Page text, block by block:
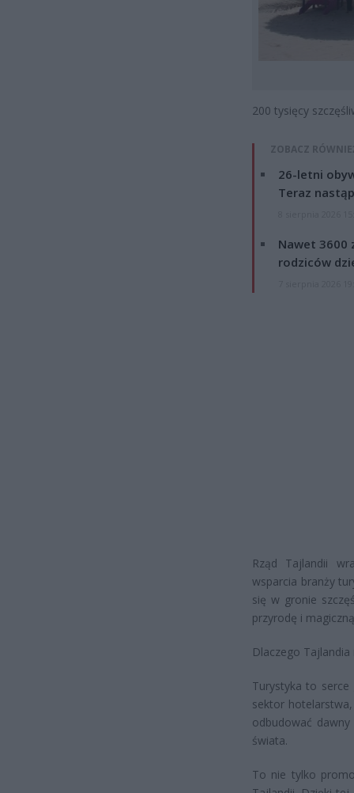
200 tysięcy
ZOBACZ
26-letni
Teraz
Nawet 3600
rodziców
Rząd Tajlandii
wsparcia branży
się w gronie
przyrodę i
Dlaczego
Turystyka to
sektor
odbudować
świata.
To nie tylko